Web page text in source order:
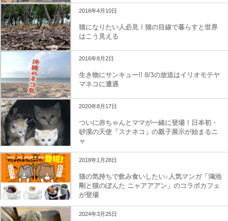
2016年4月10日
猫になりたい人必見！猫の目線で暮らすと世界
はこう見える
2016年8月2日
生き物にサンキュー!! 8/3の放送はイリオモテヤ
マネコに遭遇
2020年8月17日
ついに赤ちゃんとママが一緒に登場！日本初・
砂漠の天使「スナネコ」の親子展示が始まるニ
ャ
2018年1月28日
猫の気持ちで飲み食いしたい♪人気マンガ「鴻池
剛と猫のぽんた ニャアアアン」のコラボカフェ
が登場
2024年3月25日